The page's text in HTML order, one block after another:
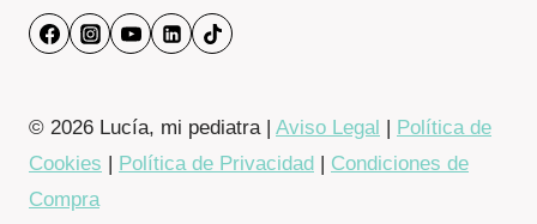
© 2026 Lucía, mi pediatra | Aviso Legal | Política de
Cookies | Política de Privacidad | Condiciones de
Compra